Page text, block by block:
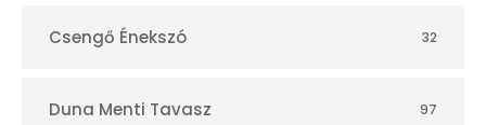
Csengő Énekszó 32
Duna Menti Tavasz 97